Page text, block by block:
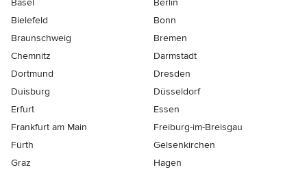
Basel
Berlin
Bielefeld
Bonn
Braunschweig
Bremen
Chemnitz
Darmstadt
Dortmund
Dresden
Duisburg
Düsseldorf
Erfurt
Essen
Frankfurt am Main
Freiburg-im-Breisgau
Fürth
Gelsenkirchen
Graz
Hagen